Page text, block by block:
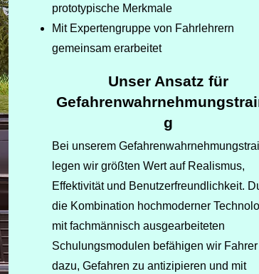
prototypische Merkmale
Mit Expertengruppe von Fahrlehrern
gemeinsam erarbeitet
Unser Ansatz für
g
Bei unserem
legen wir größten Wert auf Realismus,
Effektivität und Benutzerfreundlichkeit.
die Kombination hochmoderner
mit fachmännisch ausgearbeiteten
Schulungsmodulen befähigen wir Fahrer
dazu, Gefahren zu antizipieren und mit